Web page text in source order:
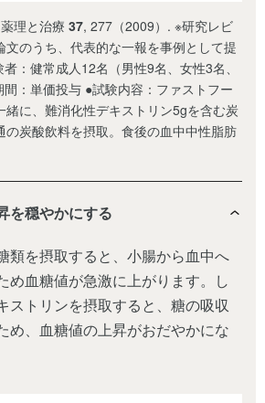
理と治療 37, 277（2009）. ※研究レビ
文のうち、代表的な一報を事例として提
：健常成人12名（男性9名、女性3名、
：単価投与 ●試験内容：ファストフー
緒に、難消化性デキストリン5gを含む炭
の炭酸飲料を摂取。食後の血中中性脂肪
を穏やかにする
類を摂取すると、小腸から血中へ
め血糖値が急激に上がります。し
ストリンを摂取すると、糖の吸収
め、血糖値の上昇がおだやかにな